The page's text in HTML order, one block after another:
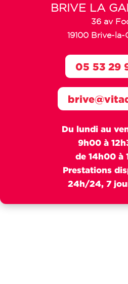
BRIVE LA
36 av
19100 Brive-la-
Du lundi au
9h00 à
de 14h00 à
Prestations
24h/24, 7
05 53 29